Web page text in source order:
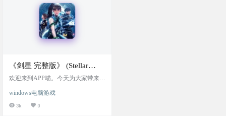
《剑星 完整版》 (Stellar
Blade) PC破解版，原版镜像
voices38破解文件，绕过D加
密，附安装游玩教程
欢迎来到APP喵。今天为大家带来的
韩国开发商SHIFT UP打造的PlayStati
on®5热门动作游戏《剑星 (Stellar Bla
windows电脑游戏
3k 0